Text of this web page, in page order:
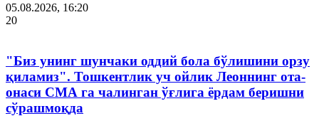
05.08.2026, 16:20
20
"Биз унинг шунчаки оддий бола бўлишини орзу
қиламиз". Тошкентлик уч ойлик Леоннинг ота-
онаси СМА га чалинган ўғлига ёрдам беришни
сўрашмоқда